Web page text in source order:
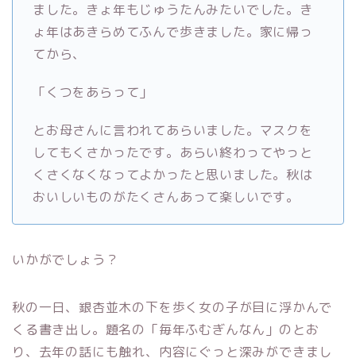
ました。きょ年もじゅうたんみたいでした。き
ょ年はあきらめてふんで歩きました。家に帰っ
てから、
「くつをあらって」
とお母さんに言われてあらいました。マスクを
してもくさかったです。あらい終わってやっと
くさくなくなってよかったと思いました。秋は
おいしいものがたくさんあって楽しいです。
いかがでしょう？
秋の一日、銀杏並木の下を歩く女の子が目に浮かんで
くる書き出し。題名の「毎年ふむぎんなん」のとお
り、去年の話にも触れ、内容にぐっと深みができまし